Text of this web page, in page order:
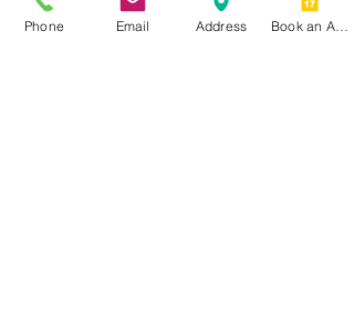
Phone Email Address Book an Appointment